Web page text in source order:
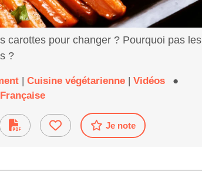
carottes pour changer ? Pourquoi pas les
?
| Cuisine végétarienne | Vidéos
●
Française
Je note